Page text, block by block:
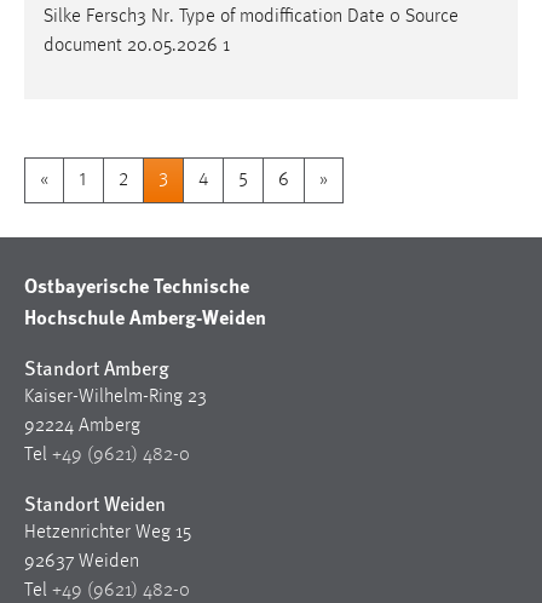
Silke Fersch3 Nr. Type of modiffication Date 0 Source
document 20.05.2026 1
« 1 2 3 4 5 6 »
Ostbayerische Technische
Hochschule Amberg-Weiden
Standort Amberg
Kaiser-Wilhelm-Ring 23
92224 Amberg
Tel +49 (9621) 482-0
Standort Weiden
Hetzenrichter Weg 15
92637 Weiden
Tel +49 (9621) 482-0